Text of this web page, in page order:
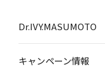
Dr.IVY.MASUMOTO
キャンペーン情報